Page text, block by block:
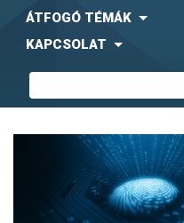
ÁTFOGÓ TÉMÁK
KAPCSOLAT